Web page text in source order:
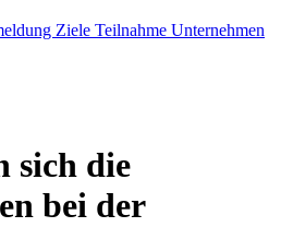
Ziele Teilnahme Unternehmen
sich die
bei der